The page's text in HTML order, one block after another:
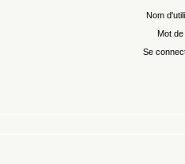
Nom
Mot
Se